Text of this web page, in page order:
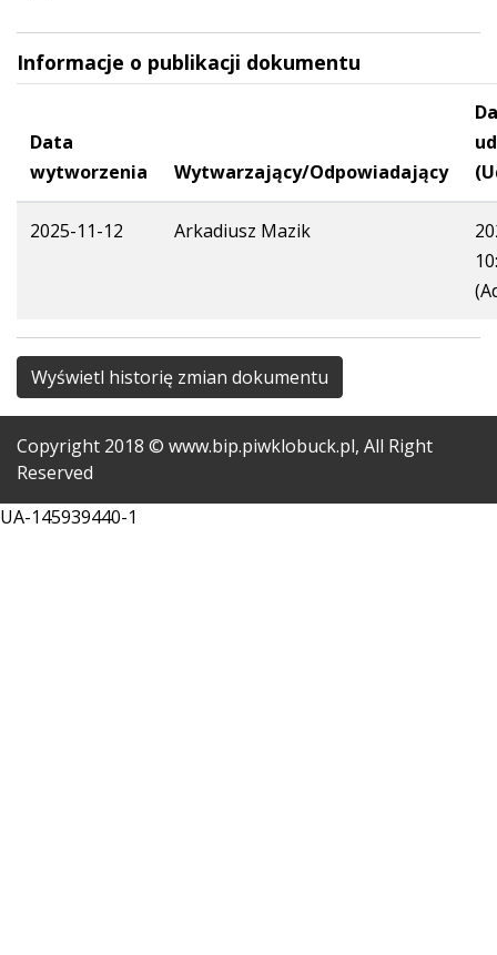
Informacje o publikacji dokumentu
Data
wytworzenia
Wytwarzający/Odpowiadający
2025-11-12 Arkadiusz Mazik
Wyświetl historię zmian dokumentu
Copyright 2018 © www.bip.piwklobuck.pl, All Right
Reserved
UA-145939440-1